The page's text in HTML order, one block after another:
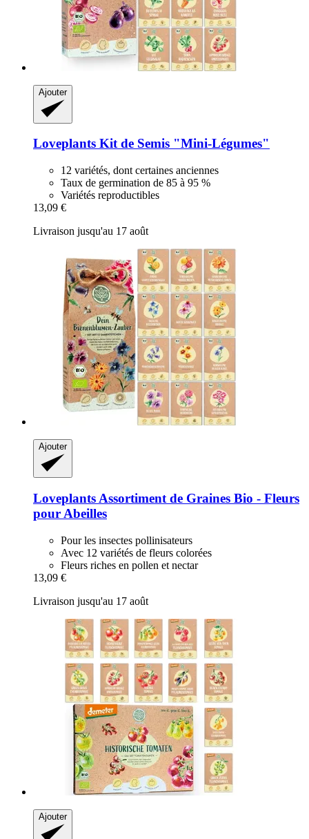
Ajouter
Loveplants Kit de Semis "Mini-​Légumes"
12 variétés, dont certaines anciennes
Taux de germination de 85 à 95 %
Variétés reproductibles
13,09 €
Livraison jusqu'au 17 août
Ajouter
Loveplants Assortiment de Graines Bio -​ Fleurs
pour Abeilles
Pour les insectes pollinisateurs
Avec 12 variétés de fleurs colorées
Fleurs riches en pollen et nectar
13,09 €
Livraison jusqu'au 17 août
Ajouter